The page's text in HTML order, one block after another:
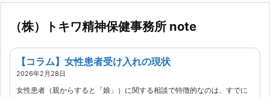
（株）トキワ精神保健事務所 note
【コラム】女性患者受け入れの現状
2026年2月28日
女性患者（親からすると「娘」）に関する相談で特徴的なのは、すでに